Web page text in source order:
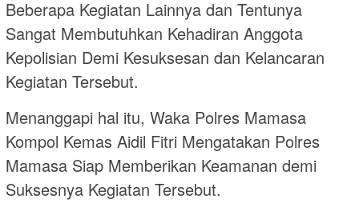
Beberapa Kegiatan Lainnya dan Tentunya
Sangat Membutuhkan Kehadiran Anggota
Kepolisian Demi Kesuksesan dan Kelancaran
Kegiatan Tersebut.
Menanggapi hal itu, Waka Polres Mamasa
Kompol Kemas Aidil Fitri Mengatakan Polres
Mamasa Siap Memberikan Keamanan demi
Suksesnya Kegiatan Tersebut.